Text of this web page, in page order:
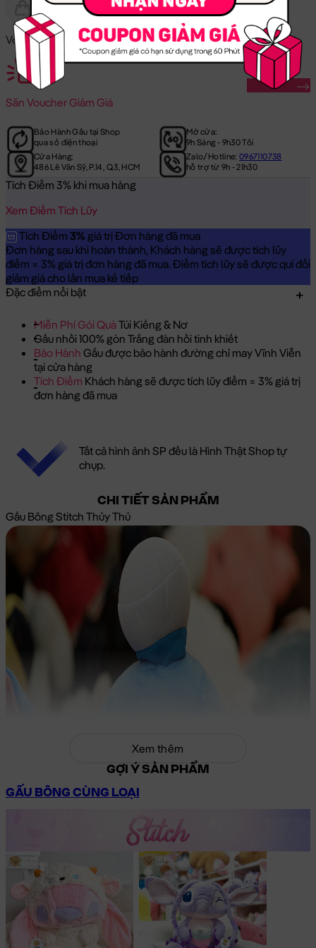
Gửi Tặng Hết Hàng
Voucher Mã Khuyến Mãi:
Săn Voucher Giảm Giá
Săn Ngay
Bảo Hành Gấu tại Shop
qua số điện thoại
Mở cửa:
9h Sáng - 9h30 Tối
Cửa Hàng:
486 Lê Văn Sỹ, P.14, Q.3, HCM
Zalo/Hotline:0967110738
hỗ trợ từ 9h - 21h30
Tích Điểm 3% khi mua hàng
Xem Điểm Tích Lũy
Tích Điểm 3% giá trị Đơn hàng đã mua
Đơn hàng sau khi hoàn thành, Khách hàng sẽ được tích lũy
điểm = 3% giá trị đơn hàng đã mua. Điểm tích lũy sẽ được qui đổi
giảm giá cho lần mua kế tiếp
Đặc điểm nổi bật
Miễn Phí Gói QuàTúi Kiếng & Nơ
Gấu nhồi 100% gòn Trắng đàn hồi tinh khiết
Bảo Hành Gấu được bảo hành đường chỉ may Vĩnh Viễn
tại cửa hàng
Tích Điểm Khách hàng sẽ được tích lũy điểm = 3% giá trị
đơn hàng đã mua
Tất cả hình ảnh SP đều là Hình Thật Shop tự
chụp.
CHI TIẾT SẢN PHẨM
Gấu Bông Stitch Thủy Thủ
Xem thêm
GỢI Ý SẢN PHẨM
GẤU BÔNG CÙNG LOẠI